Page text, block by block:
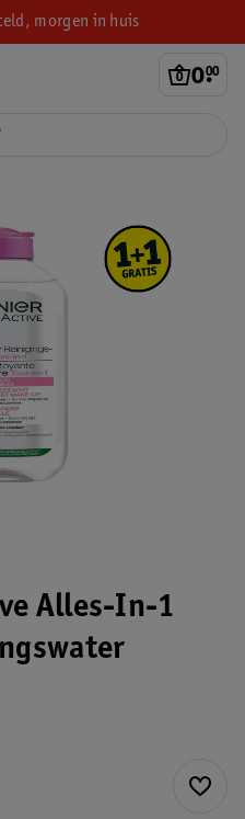
morgen in huis
0.
00
Alles-In-1